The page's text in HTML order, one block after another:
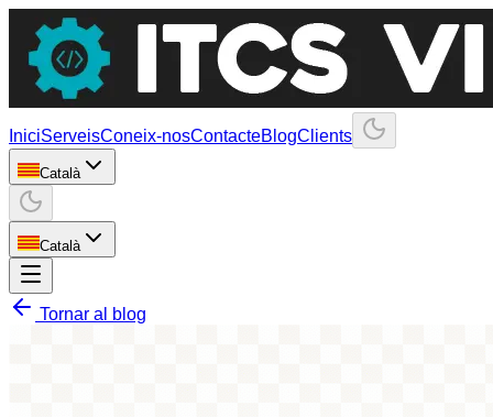
IniciServeisConeix-nosContacteBlogClients
Català
Català
Tornar al blog